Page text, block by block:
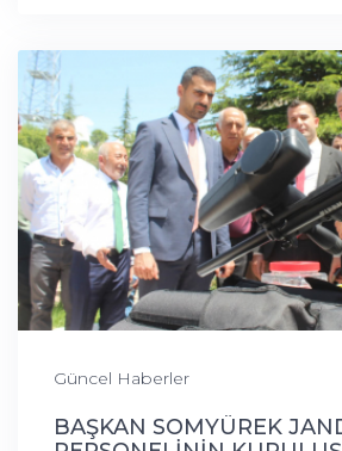
Güncel Haberler
BAŞKAN SOMYÜREK